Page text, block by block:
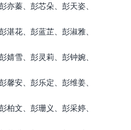
亦蓁、彭芯朵、彭天姿、
湛花、彭蓝芷、彭淑雅、
婧雪、彭灵莉、彭钟婉、
馨安、彭乐定、彭维姜、
柏文、彭珊义、彭采婷、